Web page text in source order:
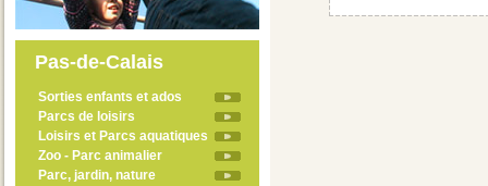
Pas-de-Calais
Sorties enfants et ados
Parcs de loisirs
Loisirs et Parcs aquatiques
Zoo - Parc animalier
Parc, jardin, nature